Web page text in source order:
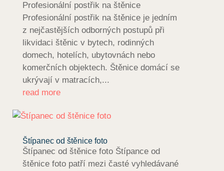
Profesionální postřik na štěnice
Profesionální postřik na štěnice je jedním
z nejčastějších odborných postupů při
likvidaci štěnic v bytech, rodinných
domech, hotelích, ubytovnách nebo
komerčních objektech. Štěnice domácí se
ukrývají v matracích,...
read more
Štípanec od štěnice foto
Štípanec od štěnice foto Štípance od
štěnice foto patří mezi časté vyhledávané